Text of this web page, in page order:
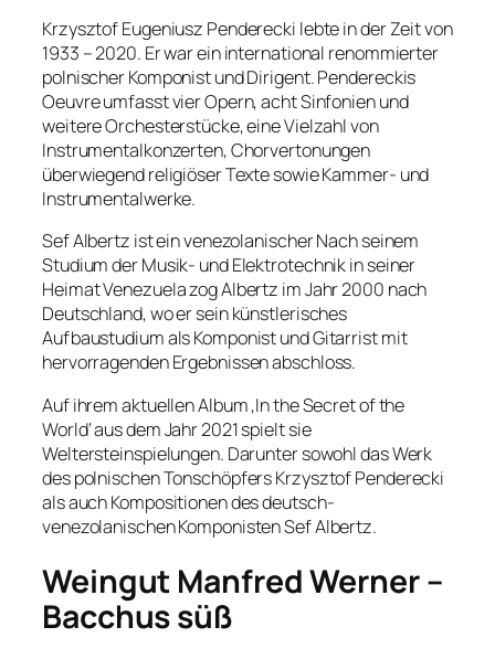
Krzysztof Eugeniusz Penderecki lebte in der Zeit von
1933 – 2020. Er war ein international renommierter
polnischer Komponist und Dirigent. Pendereckis
Oeuvre umfasst vier Opern, acht Sinfonien und
weitere Orchesterstücke, eine Vielzahl von
Instrumentalkonzerten, Chorvertonungen
überwiegend religiöser Texte sowie Kammer- und
Instrumentalwerke.
Sef Albertz ist ein venezolanischer Nach seinem
Studium der Musik- und Elektrotechnik in seiner
Heimat Venezuela zog Albertz im Jahr 2000 nach
Deutschland, wo er sein künstlerisches
Aufbaustudium als Komponist und Gitarrist mit
hervorragenden Ergebnissen abschloss.
Auf ihrem aktuellen Album ‚In the Secret of the
World‘ aus dem Jahr 2021 spielt sie
Weltersteinspielungen. Darunter sowohl das Werk
des polnischen Tonschöpfers Krzysztof Penderecki
als auch Kompositionen des deutsch-
venezolanischen Komponisten Sef Albertz.
Weingut Manfred Werner –
Bacchus süß